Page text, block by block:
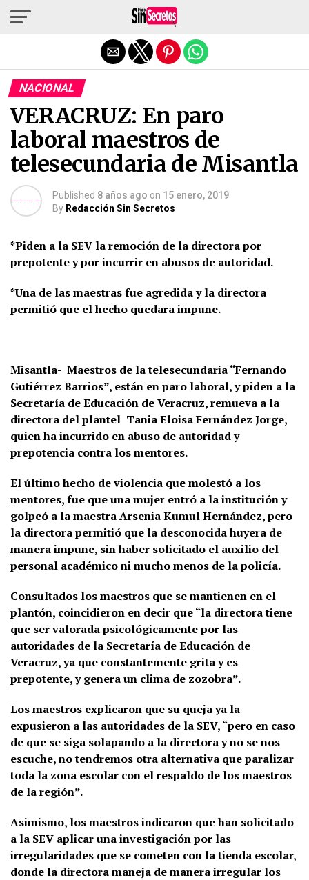
NACIONAL
VERACRUZ: En paro
laboral maestros de
telesecundaria de Misantla
Published 8 años ago on 15 enero, 2019
By Redacción Sin Secretos
*Piden a la SEV la remoción de la directora por
prepotente y por incurrir en abusos de autoridad.
*Una de las maestras fue agredida y la directora
permitió que el hecho quedara impune.
Misantla- Maestros de la telesecundaria “Fernando
Gutiérrez Barrios”, están en paro laboral, y piden a la
Secretaría de Educación de Veracruz, remueva a la
directora del plantel Tania Eloisa Fernández Jorge,
quien ha incurrido en abuso de autoridad y
prepotencia contra los mentores.
El último hecho de violencia que molestó a los
mentores, fue que una mujer entró a la institución y
golpeó a la maestra Arsenia Kumul Hernández, pero
la directora permitió que la desconocida huyera de
manera impune, sin haber solicitado el auxilio del
personal académico ni mucho menos de la policía.
Consultados los maestros que se mantienen en el
plantón, coincidieron en decir que “la directora tiene
que ser valorada psicológicamente por las
autoridades de la Secretaría de Educación de
Veracruz, ya que constantemente grita y es
prepotente, y genera un clima de zozobra”.
Los maestros explicaron que su queja ya la
expusieron a las autoridades de la SEV, “pero en caso
de que se siga solapando a la directora y no se nos
escuche, no tendremos otra alternativa que paralizar
toda la zona escolar con el respaldo de los maestros
de la región”.
Asimismo, los maestros indicaron que han solicitado
a la SEV aplicar una investigación por las
irregularidades que se cometen con la tienda escolar,
donde la directora maneja de manera irregular los
Salir de la versión móvil